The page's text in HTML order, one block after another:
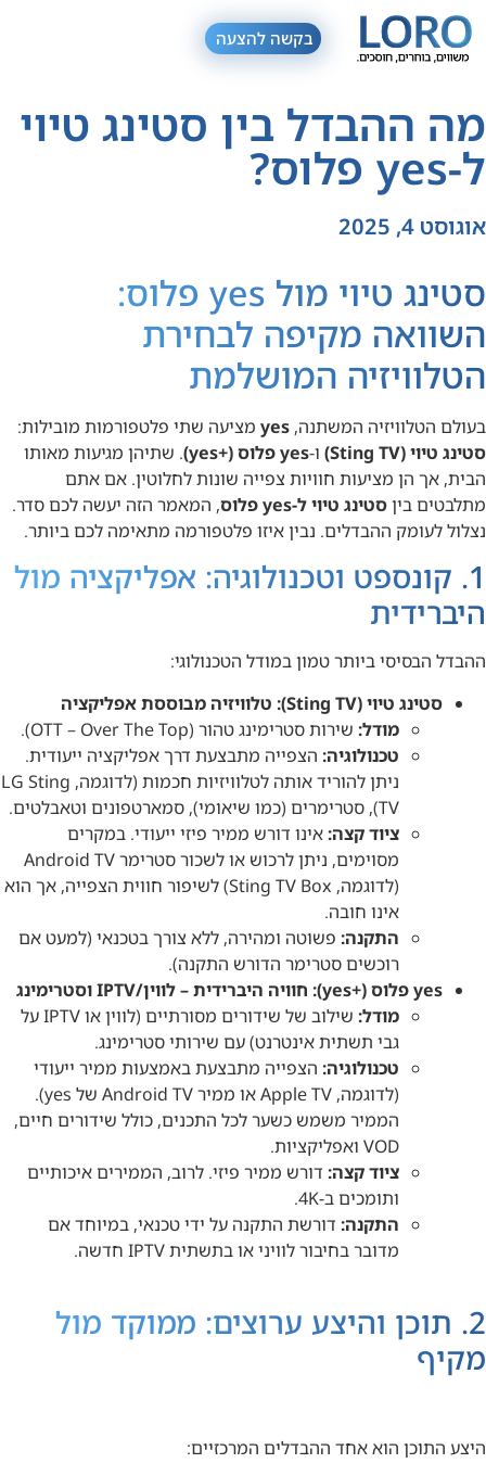
בקשה להצעה
מה ההבדל בין סטינג טיוי
ל-yes פלוס?
אוגוסט 4, 2025
סטינג טיוי מול yes פלוס:
השוואה מקיפה לבחירת
הטלוויזיה המושלמת
בעולם הטלוויזיה המשתנה, yes מציעה שתי פלטפורמות מובילות:
סטינג טיוי (Sting TV)
ו-yes פלוס (+yes)
. שתיהן מגיעות מאותו
הבית, אך הן מציעות חוויות צפייה שונות לחלוטין. אם אתם
מתלבטים ביןסטינג טיוי ל-yes פלוס
, המאמר הזה יעשה לכם סדר.
נצלול לעומק ההבדלים. נבין איזו פלטפורמה מתאימה לכם ביותר.
1. קונספט וטכנולוגיה: אפליקציה מול
היברידית
ההבדל הבסיסי ביותר טמון במודל הטכנולוגי:
סטינג טיוי (Sting TV): טלוויזיה מבוססת אפליקציה
מודל: שירות סטרימינג טהור (OTT – Over The Top).
טכנולוגיה: הצפייה מתבצעת דרך אפליקציה ייעודית.
ניתן להוריד אותה לטלוויזיות חכמות (לדוגמה, LG Sting
TV), סטרימרים (כמו שיאומי), סמארטפונים וטאבלטים.
ציוד קצה: אינו דורש ממיר פיזי ייעודי. במקרים
מסוימים, ניתן לרכוש או לשכור סטרימר Android TV
(לדוגמה, Sting TV Box) לשיפור חווית הצפייה, אך הוא
אינו חובה.
התקנה: פשוטה ומהירה, ללא צורך בטכנאי (למעט אם
רוכשים סטרימר הדורש התקנה).
yes פלוס (+yes): חוויה היברידית – לווין/IPTV וסטרימינג
מודל:
שילוב של שידורים מסורתיים (לווין או IPTV על
גבי תשתית אינטרנט) עם שירותי סטרימינג.
טכנולוגיה: הצפייה מתבצעת באמצעות ממיר ייעודי
(לדוגמה, Apple TV או ממיר Android TV של yes).
הממיר משמש כשער לכל התכנים, כולל שידורים חיים,
VOD ואפליקציות.
ציוד קצה: דורש ממיר פיזי. לרוב, הממירים איכותיים
ותומכים ב-4K.
התקנה: דורשת התקנה על ידי טכנאי, במיוחד אם
מדובר בחיבור לוויני או בתשתית IPTV חדשה.
2. תוכן והיצע ערוצים: ממוקד מול
מקיף
היצע התוכן הוא אחד ההבדלים המרכזיים: